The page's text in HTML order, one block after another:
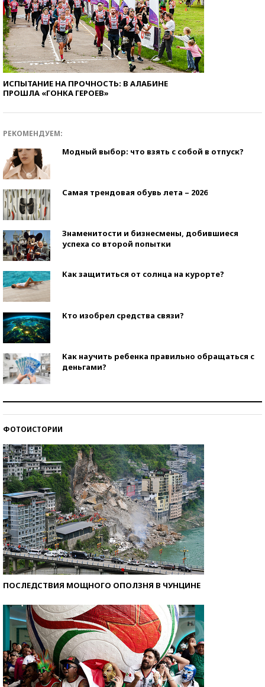
ИСПЫТАНИЕ НА ПРОЧНОСТЬ: В АЛАБИНЕ
ПРОШЛА «ГОНКА ГЕРОЕВ»
РЕКОМЕНДУЕМ:
Модный выбор: что взять с собой в отпуск?
Самая трендовая обувь лета – 2026
Знаменитости и бизнесмены, добившиеся
успеха со второй попытки
Как защититься от солнца на курорте?
Кто изобрел средства связи?
Как научить ребенка правильно обращаться с
деньгами?
ФОТОИСТОРИИ
ПОСЛЕДСТВИЯ МОЩНОГО ОПОЛЗНЯ В ЧУНЦИНЕ